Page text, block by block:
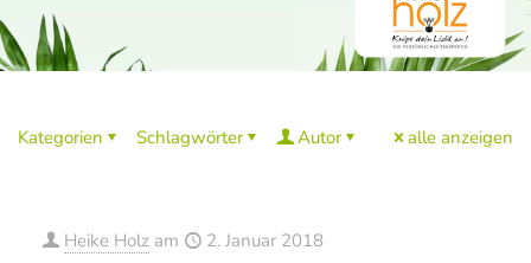
Kategorien Schlagwörter Autor alle anzeigen
Heike Holz am 2. Januar 2018